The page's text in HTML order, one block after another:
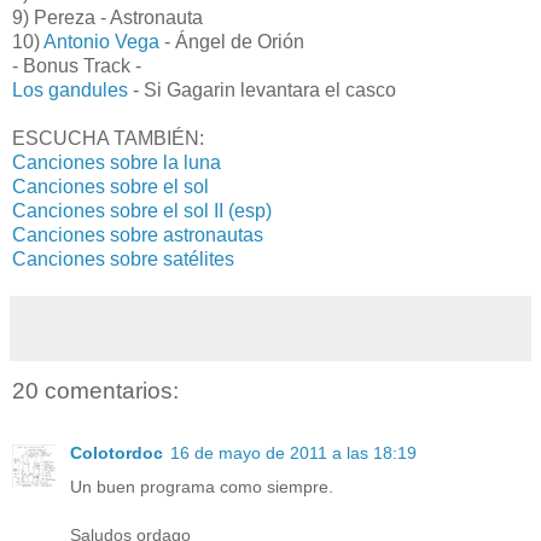
9) Pereza - Astronauta
10)Antonio Vega - Ángel de Orión
- Bonus Track -
Los gandules - Si Gagarin levantara el casco
ESCUCHA TAMBIÉN:
Canciones sobre la luna
Canciones sobre el sol
Canciones sobre el sol II (esp)
Canciones sobre astronautas
Canciones sobre satélites
20 comentarios:
Colotordoc 16 de mayo de 2011 a las 18:19
Un buen programa como siempre.
Saludos ordago